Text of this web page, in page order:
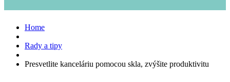
Home
Rady a tipy
Presvetlite kanceláriu pomocou skla, zvýšite produktivitu